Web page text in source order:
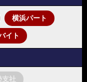
横浜パート
イト
支社